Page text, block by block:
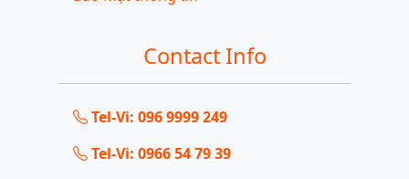
Contact Info
Tel-Vi: 096 9999 249
Tel-Vi: 0966 54 79 39